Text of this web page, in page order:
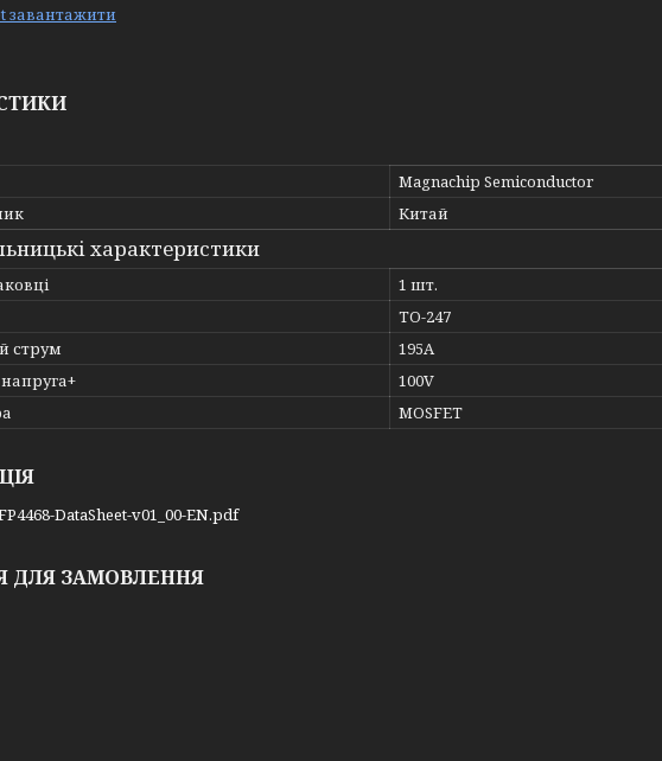
завантажити
Magnachip Semiconductor
Китай
характеристики
1 шт.
TO-247
струм
195A
100V
MOSFET
DataSheet-v01_00-EN.pdf
ДЛЯ ЗАМОВЛЕННЯ